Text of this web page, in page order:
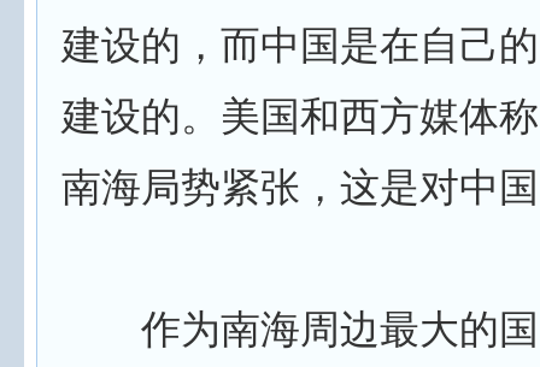
建设的，而中国是在自己
建设的。美国和西方媒体
南海局势紧张，这是对中
作为南海周边最大的国